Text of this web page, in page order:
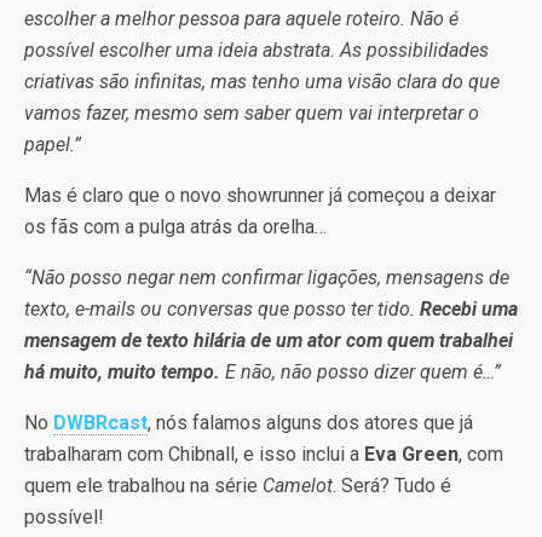
escolher a melhor pessoa para aquele roteiro. Não é
possível escolher uma ideia abstrata. As possibilidades
criativas são infinitas, mas tenho uma visão clara do que
vamos fazer, mesmo sem saber quem vai interpretar o
papel.”
Mas é claro que o novo showrunner já começou a deixar
os fãs com a pulga atrás da orelha…
“Não posso negar nem confirmar ligações, mensagens de
texto, e-mails ou conversas que posso ter tido. Recebi uma
mensagem de texto hilária de um ator com quem trabalhei
há muito, muito tempo. E não, não posso dizer quem é…”
No DWBRcast, nós falamos alguns dos atores que já
trabalharam com Chibnall, e isso inclui a Eva Green, com
quem ele trabalhou na série Camelot. Será? Tudo é
possível!